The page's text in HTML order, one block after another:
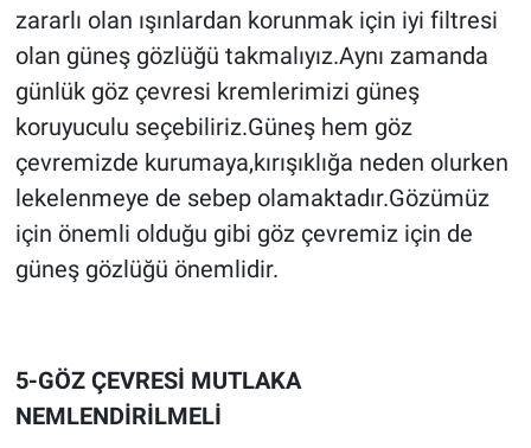
zararlı olan ışınlardan korunmak için iyi filtresi
olan güneş gözlüğü takmalıyız.Aynı zamanda
günlük göz çevresi kremlerimizi güneş
koruyuculu seçebiliriz.Güneş hem göz
çevremizde kurumaya,kırışıklığa neden olurken
lekelenmeye de sebep olamaktadır.Gözümüz
için önemli olduğu gibi göz çevremiz için de
güneş gözlüğü önemlidir.
5-GÖZ ÇEVRESİ MUTLAKA
NEMLENDİRİLMELİ